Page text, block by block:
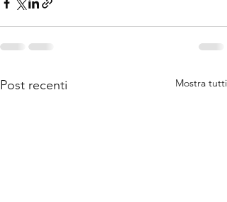
Post recenti Mostra tutti